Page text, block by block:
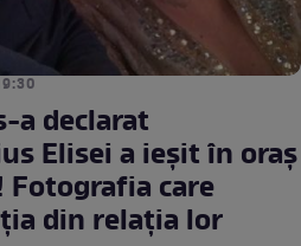
a declarat
Elisei a ieşit în oraş
Fotografia care
din relaţia lor